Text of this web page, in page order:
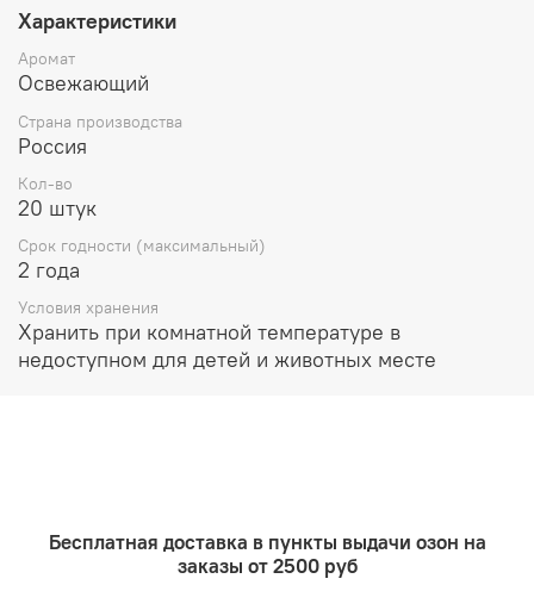
Никогда не оставляйте расплавленный воск в
аромалампе без присмотра или вблизи
легковоспламеняющихся предметов. Не храните в
доступном для детей и животных месте.
Характеристики
Аромат
Освежающий
Страна производства
Россия
Кол-во
20 штук
Срок годности (максимальный)
2 года
Условия хранения
Хранить при комнатной температуре в
недоступном для детей и животных месте
Бесплатная доставка в пункты выдачи озон на
заказы от 2500 руб